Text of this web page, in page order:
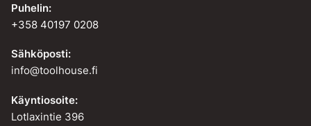
Puhelin:
+358 40197 0208
Sähköposti:
info@toolhouse.fi
Käyntiosoite:
Lotlaxintie 396